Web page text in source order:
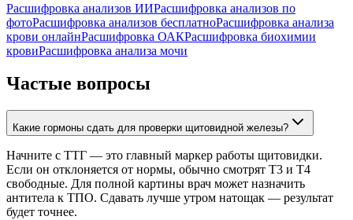
Расшифровка анализов ИИРасшифровка анализов по
фотоРасшифровка анализов бесплатноРасшифровка анализа
крови онлайнРасшифровка ОАКРасшифровка биохимии
кровиРасшифровка анализа мочи
Частые вопросы
Какие гормоны сдать для проверки щитовидной железы?
Начните с ТТГ — это главный маркер работы щитовидки.
Если он отклоняется от нормы, обычно смотрят Т3 и Т4
свободные. Для полной картины врач может назначить
антитела к ТПО. Сдавать лучше утром натощак — результат
будет точнее.